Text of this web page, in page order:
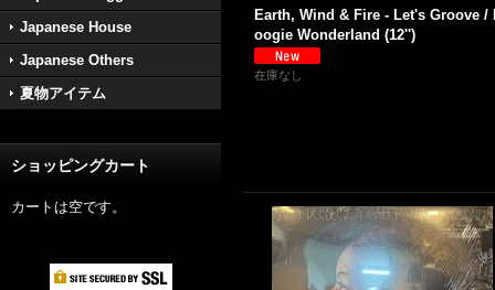
Japanese House
Japanese Others
夏物アイテム
ショッピングカート
カートは空です。
Earth, Wind & Fire - Let's Groove /
oogie Wonderland (12'')
在庫なし